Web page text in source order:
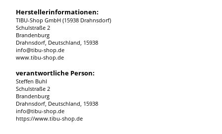
Herstellerinformationen:
TIBU-Shop GmbH (15938 Drahnsdorf)
Schulstraße 2
Brandenburg
Drahnsdorf, Deutschland, 15938
info@tibu-shop.de
www.tibu-shop.de
verantwortliche Person:
Steffen Buhl
Schulstraße 2
Brandenburg
Drahnsdorf, Deutschland, 15938
info@tibu-shop.de
https://www.tibu-shop.de